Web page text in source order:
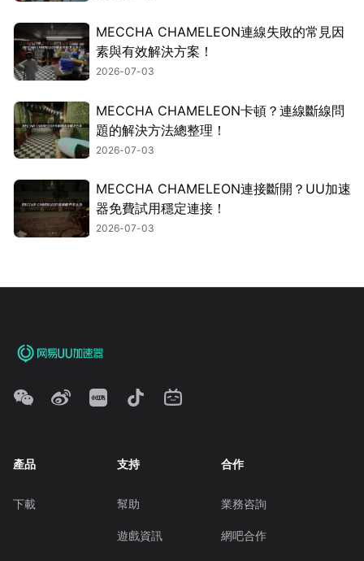
MECCHA CHAMELEON連線失敗的常見因
素與有效解決方案！
2026-07-03
MECCHA CHAMELEON卡頓？連線斷線問
題的解決方法總整理！
2026-07-03
MECCHA CHAMELEON連接斷開？UU加速
器免費試用穩定連接！
2026-07-03
產品
下載
支持
幫助
遊戲資訊
合作
業務咨詢
網吧合作